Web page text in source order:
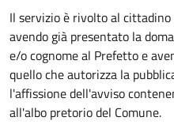
Il servizio è rivolto al
avendo già presentato la
e/o cognome al Prefetto e
quello che autorizza la
l'affissione dell'avviso
all'albo pretorio del Comune.